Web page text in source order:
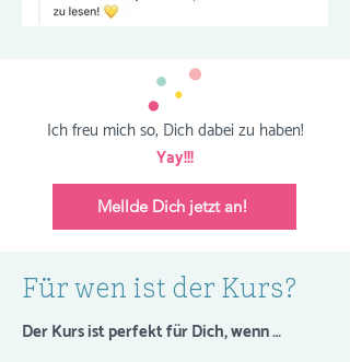
Ich freu mich so, Dich dabei zu haben!
Yay!!!
Mellde Dich jetzt an!
Für wen ist der Kurs?
Der Kurs ist perfekt für Dich, wenn …